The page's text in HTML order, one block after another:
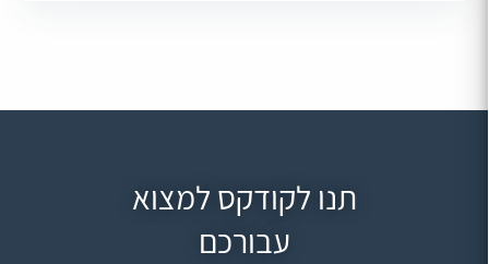
תנו לקודקס למצוא
עבורכם